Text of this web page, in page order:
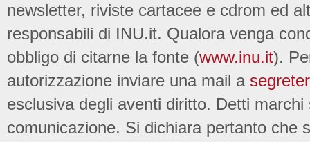
newsletter, riviste cartacee e cdrom ed
responsabili di INU.it. Qualora venga
obbligo di citarne la fonte (www.inu.it).
autorizzazione inviare una mail a
esclusiva degli aventi diritto. Detti
comunicazione. Si dichiara pertanto che